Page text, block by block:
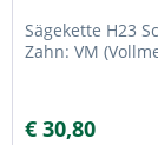
Sägekette H23
Zahn: VM
€ 30,80